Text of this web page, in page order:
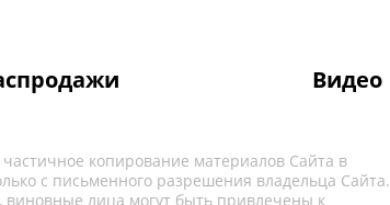
Видео
копирование материалов Сайта в
с письменного разрешения владельца Сайта.
лица могут быть привлечены к